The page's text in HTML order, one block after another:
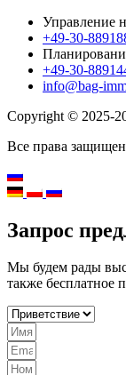
Управление
+49-30-
+49-30-
info@bag-
Copyright © 2025-
Все права
Запрос
Мы будем рады
также бесплатное